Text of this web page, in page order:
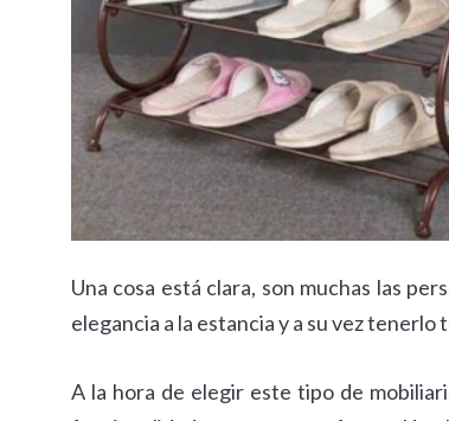
Una cosa está clara, son muchas las
elegancia a la estancia y a su vez tenerlo
A la hora de elegir este tipo de